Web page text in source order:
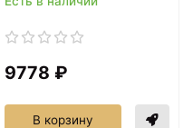
9778 ₽
В корзину